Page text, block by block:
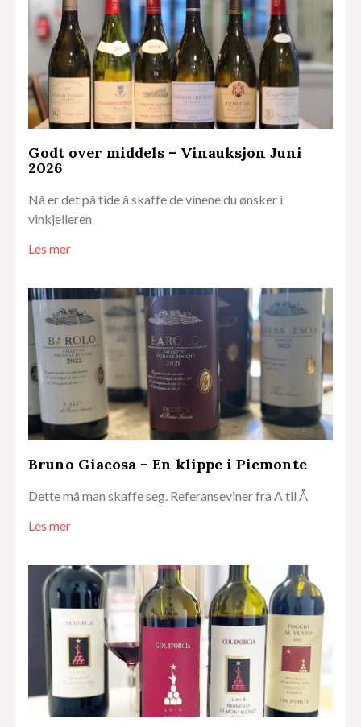
Godt over middels – Vinauksjon Juni
2026
Nå er det på tide å skaffe de vinene du ønsker i
vinkjelleren
Les mer
Bruno Giacosa – En klippe i Piemonte
Dette må man skaffe seg. Referanseviner fra A til Å
Les mer